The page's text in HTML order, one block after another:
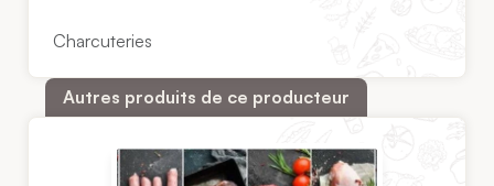
Charcuteries
Autres produits de ce producteur